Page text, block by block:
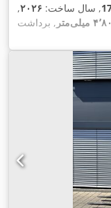
, سال ساخت: ۲۰۲۶,
میلی‌متر
, برداشت
, ولتاژ باتری:
جلو:
تایر عقب: